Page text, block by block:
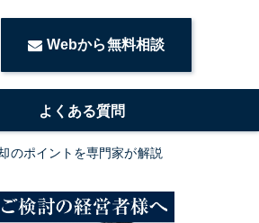
Webから無料相談
よくある質問
のポイントを専門家が解説